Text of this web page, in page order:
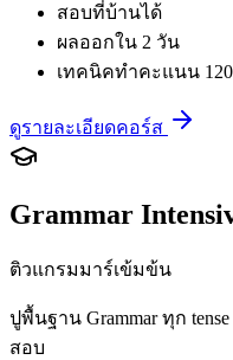
สอบที่บ้านได้
ผลออกใน 2 วัน
เทคนิคทำคะแนน
ดูรายละเอียดคอร์ส
Grammar
ติวแกรมมาร์เข้มข้น
ปูพื้นฐาน Grammar ทุก
สอบ